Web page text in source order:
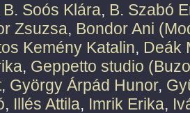
B. Soós Klára, B. Szabó
Zsuzsa, Bondor Ani
Kemény Katalin, Deák
, Geppetto studio
, György Árpád Hunor,
, Illés Attila, Imrik Erika,